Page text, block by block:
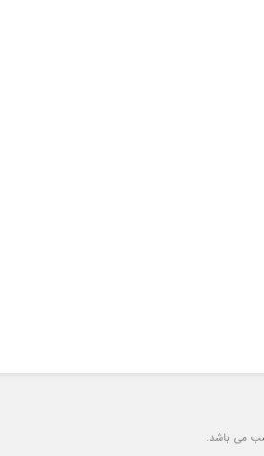
می باشد.